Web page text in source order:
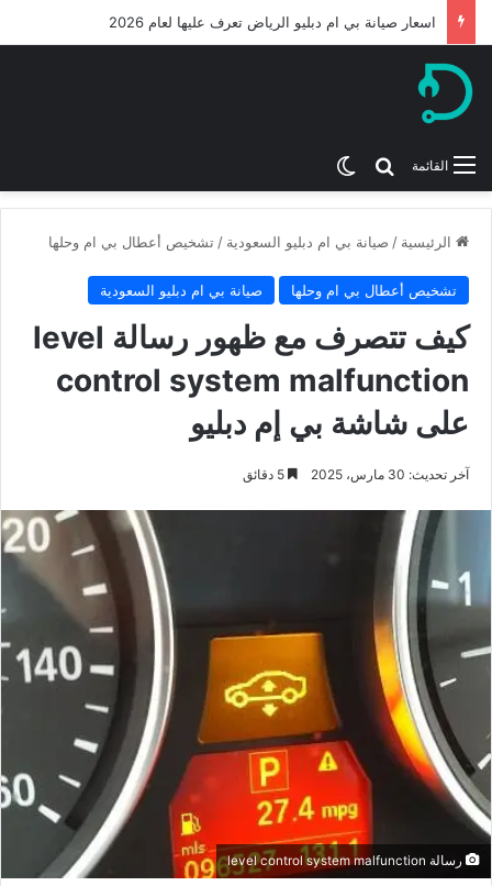
اسعار صيانة بي ام دبليو الرياض تعرف عليها لعام 2026
القائمة بحث عن
الرئيسية / صيانة بي ام دبليو السعودية / تشخيص أعطال بي ام وحلها
تشخيص أعطال بي ام وحلها صيانة بي ام دبليو السعودية
كيف تتصرف مع ظهور رسالة level
control system malfunction
على شاشة بي إم دبليو
آخر تحديث: 30 مارس، 2025
رسالة level control system malfunction